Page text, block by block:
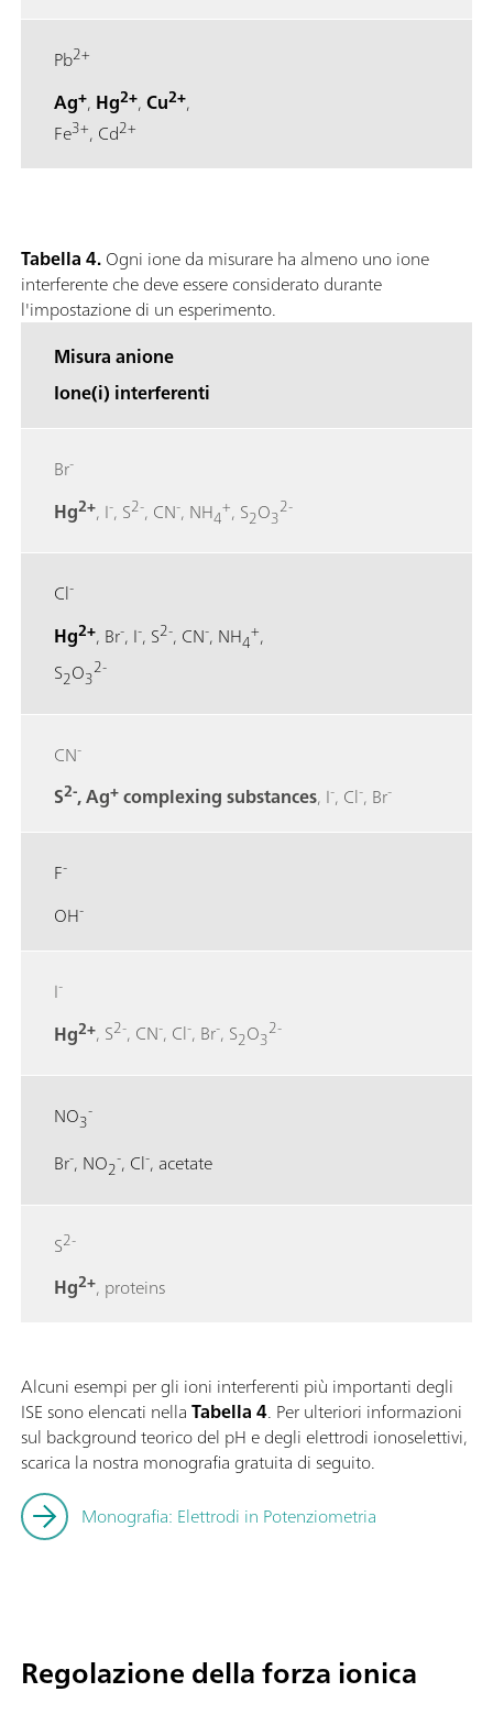
Pb2+
Ag+, Hg2+,Cu2+,
Fe3+, Cd2+
Tabella 4.Ogni ione da misurare ha almeno uno ione
interferente che deve essere considerato durante
l'impostazione di un esperimento.
Misura anione
Ione(i) interferenti
Br-
Hg2+, I-, S2-, CN-, NH4+, S2O32-
Cl-
Hg2+, Br-, I-, S2-, CN-, NH4+,
S2O32-
CN-
S2-, Ag+complexing substances, I-, Cl-, Br-
F-
OH-
I-
Hg2+, S2-, CN-, Cl-, Br-, S2O32-
NO3-
Br-, NO2-, Cl-, acetate
S2-
Hg2+, proteins
Alcuni esempi per gli ioni interferenti più importanti degli
ISE sono elencati nellaTabella 4. Per ulteriori informazioni
sul background teorico del pH e degli elettrodi ionoselettivi,
scarica la nostra monografia gratuita di seguito.
Monografia: Elettrodi in Potenziometria
Regolazione della forza ionica